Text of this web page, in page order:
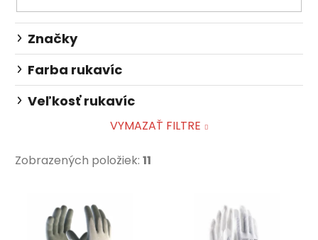
d
u
k
o
Značky
Farba rukavíc
Veľkosť rukavíc
VYMAZAŤ FILTRE
Zobrazených položiek: 11